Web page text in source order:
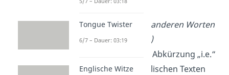
i.e.: id est (mit anderen Worten
oder das heißt)
Die lateinische Abkürzung „i.e.“
wird oft in englischen Texten
Tongue Twister
6/7 – Dauer: 03:19
Englische Witze